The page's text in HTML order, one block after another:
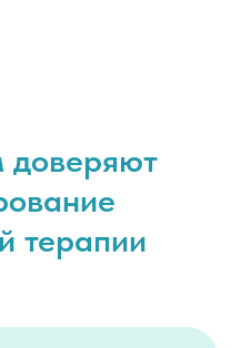
доверяют
терапии